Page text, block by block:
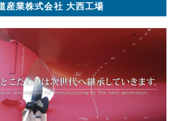
産業株式会社 大西工場